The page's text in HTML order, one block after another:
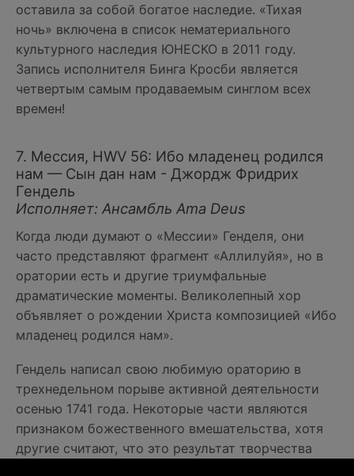
оставила за собой богатое наследие. «Тихая
ночь» включена в список нематериального
культурного наследия ЮНЕСКО в 2011 году.
Запись исполнителя Бинга Кросби является
четвертым самым продаваемым синглом всех
времен!
7. Мессия, HWV 56: Ибо младенец родился
нам — Сын дан нам - Джордж Фридрих
Гендель
Исполняет: Ансамбль Ama Deus
Когда люди думают о «Мессии» Генделя, они
часто представляют фрагмент «Аллилуйя», но в
оратории есть и другие триумфальные
драматические моменты. Великолепный хор
объявляет о рождении Христа композицией «Ибо
младенец родился нам».
Гендель написал свою любимую ораторию в
трехнедельном порыве активной деятельности
осенью 1741 года. Некоторые части являются
признаком божественного вмешательства, хотя
другие считают, что это результат творчества